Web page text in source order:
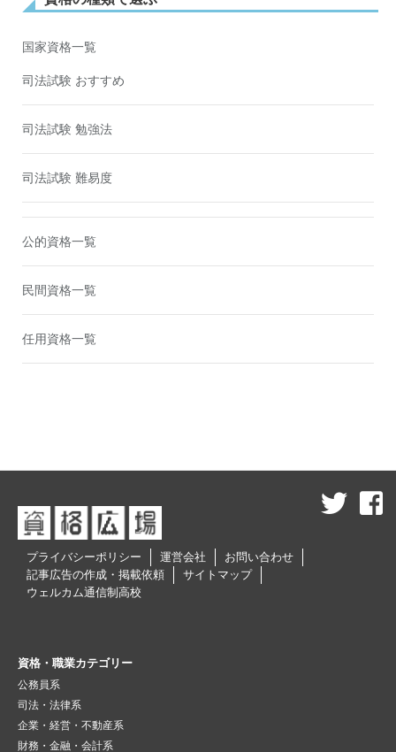
国家資格一覧
司法試験 おすすめ
司法試験 勉強法
司法試験 難易度
公的資格一覧
民間資格一覧
任用資格一覧
プライバシーポリシー 運営会社
お問い合わせ
記事広告の作成・掲載依頼
サイトマップ
ウェルカム通信制高校
資格・職業カテゴリー
公務員系
司法・法律系
企業・経営・不動産系
財務・金融・会計系